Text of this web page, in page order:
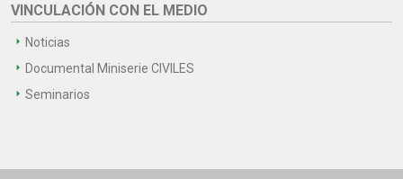
VINCULACIÓN CON EL MEDIO
Noticias
Documental Miniserie CIVILES
Seminarios